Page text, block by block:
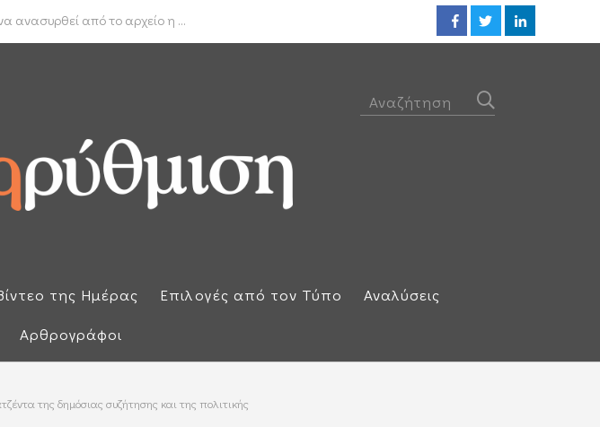
ανασυρθεί από το αρχείο η ...
των νοικοκυριών Προθεσμία για να
της Ημέρας Επιλογές από τον Τύπο
Αναλύσεις
Αρθρογράφοι
της δημόσιας συζήτησης και της πολιτικής